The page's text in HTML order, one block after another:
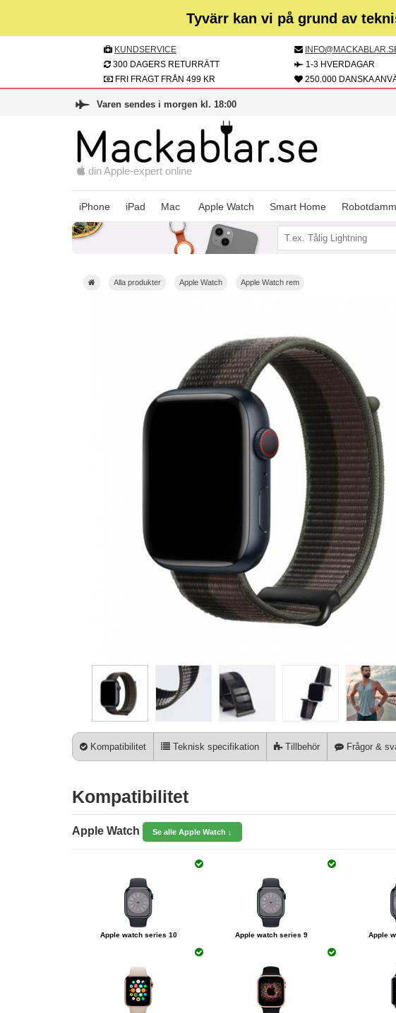
Tyvärr kan vi på grund av
KUNDSERVICE
300 DAGERS RETURRÄTT
1-3 HVERDAGAR
FRI FRAGT FRÅN 499 KR
250.000 DANSKA
Varen sendes i morgen kl. 18:00
din Apple-expert online
iPhone iPad Mac Apple Watch Smart Home
Alla produkter Apple Watch Apple Watch rem
Kompatibilitet Teknisk specifikation Tillbehör Frågor &
Kompatibilitet
Apple Watch Se alle Apple Watch ↓
Apple watch series 10 Apple watch series 9 Apple